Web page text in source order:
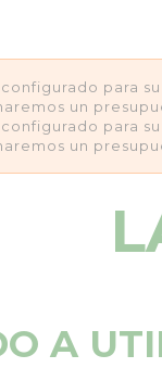
para
un
para
un
A